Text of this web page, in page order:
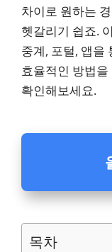
차이로 원하는
헷갈리기 쉽죠.
중계, 포털, 앱을
효율적인 방법
확인해보세요.
목차